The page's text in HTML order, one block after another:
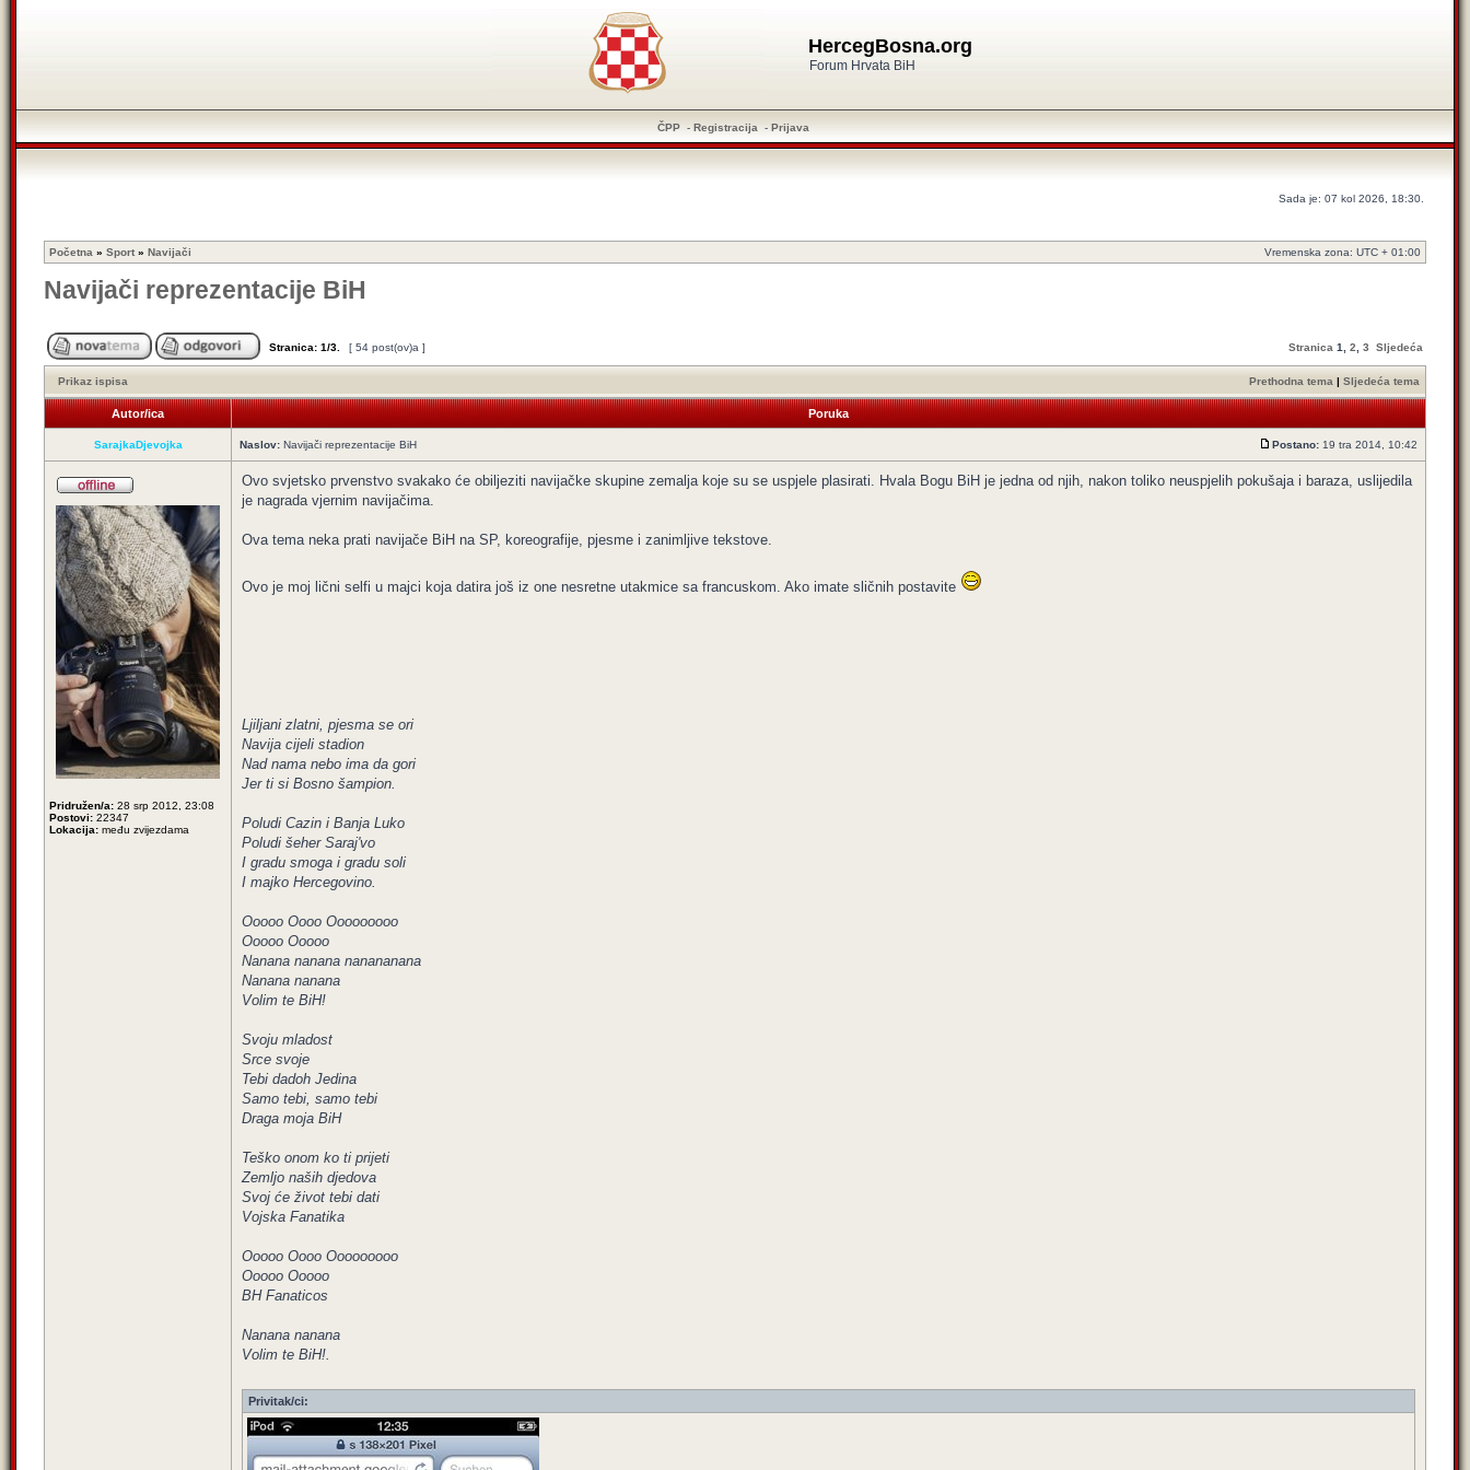
HercegBosna.org
Forum Hrvata BiH
ČPP - Registracija - Prijava
Sada je: 07 kol 2026, 18:30.
Početna » Sport » Navijači Vremenska zona: UTC + 01:00
Navijači reprezentacije BiH
Stranica: 1/3 [ 54 post(ov)a ] Stranica 1 2 3 Sljedeća
Prikaz ispisa Prethodna tema | Sljedeća tema
Autor/ica Poruka
SarajkaDjevojka Naslov: Navijači reprezentacije BiH Postano: 19 tra 2014, 10:42
Pridružen/a: 28 srp 2012, 23:08
Postovi: 22347
Lokacija: među zvijezdama
Ovo svjetsko prvenstvo svakako će obiljeziti navijačke skupine zemalja koje su se uspjele plasirati. Hvala Bogu BiH je jedna od njih, nakon toliko neuspjelih pokušaja i baraza, uslijedila
je nagrada vjernim navijačima.
Ova tema neka prati navijače BiH na SP, koreografije, pjesme i zanimljive tekstove.
Ovo je moj lični selfi u majci koja datira još iz one nesretne utakmice sa francuskom. Ako imate sličnih postavite
Ljiljani zlatni, pjesma se ori
Navija cijeli stadion
Nad nama nebo ima da gori
Jer ti si Bosno šampion.
Poludi Cazin i Banja Luko
Poludi šeher Saraj'vo
I gradu smoga i gradu soli
I majko Hercegovino.
Ooooo Oooo Ooooooooo
Ooooo Ooooo
Nanana nanana nanananana
Nanana nanana
Volim te BiH!
Svoju mladost
Srce svoje
Tebi dadoh Jedina
Samo tebi, samo tebi
Draga moja BiH
Teško onom ko ti prijeti
Zemljo naših djedova
Svoj će život tebi dati
Vojska Fanatika
Ooooo Oooo Ooooooooo
Ooooo Ooooo
BH Fanaticos
Nanana nanana
Volim te BiH!.
Privitak/ci: